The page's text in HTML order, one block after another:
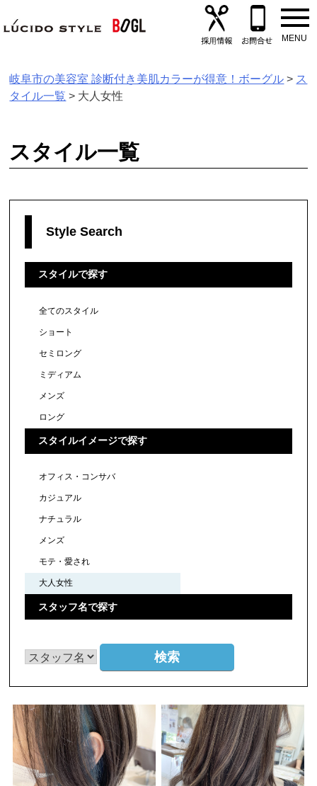
to
岐阜市の美容室 診断付き美肌カラーが得意！ボーグル > ス
タイル一覧 > 大人女性
スタイル一覧
Style Search
スタイルで探す
全てのスタイル
ショート
セミロング
ミディアム
メンズ
ロング
スタイルイメージで探す
オフィス・コンサバ
カジュアル
ナチュラル
メンズ
モテ・愛され
大人女性
スタッフ名で探す